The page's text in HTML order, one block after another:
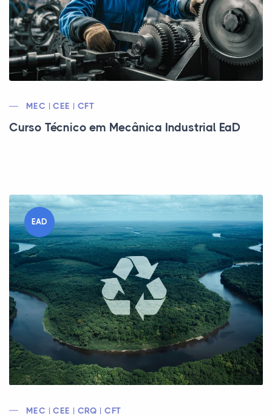
MEC | CEE | CFT
Curso Técnico em Mecânica Industrial EaD
EAD
MEC | CEE | CRQ | CFT